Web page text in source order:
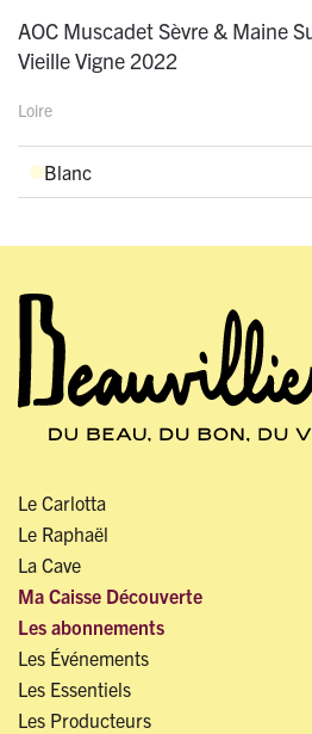
AOC Muscadet Sèvre & Maine
Vieille Vigne 2022
Loire
Blanc
Le Carlotta
Le Raphaël
La Cave
Ma Caisse Découverte
Les abonnements
Les Événements
Les Essentiels
Les Producteurs